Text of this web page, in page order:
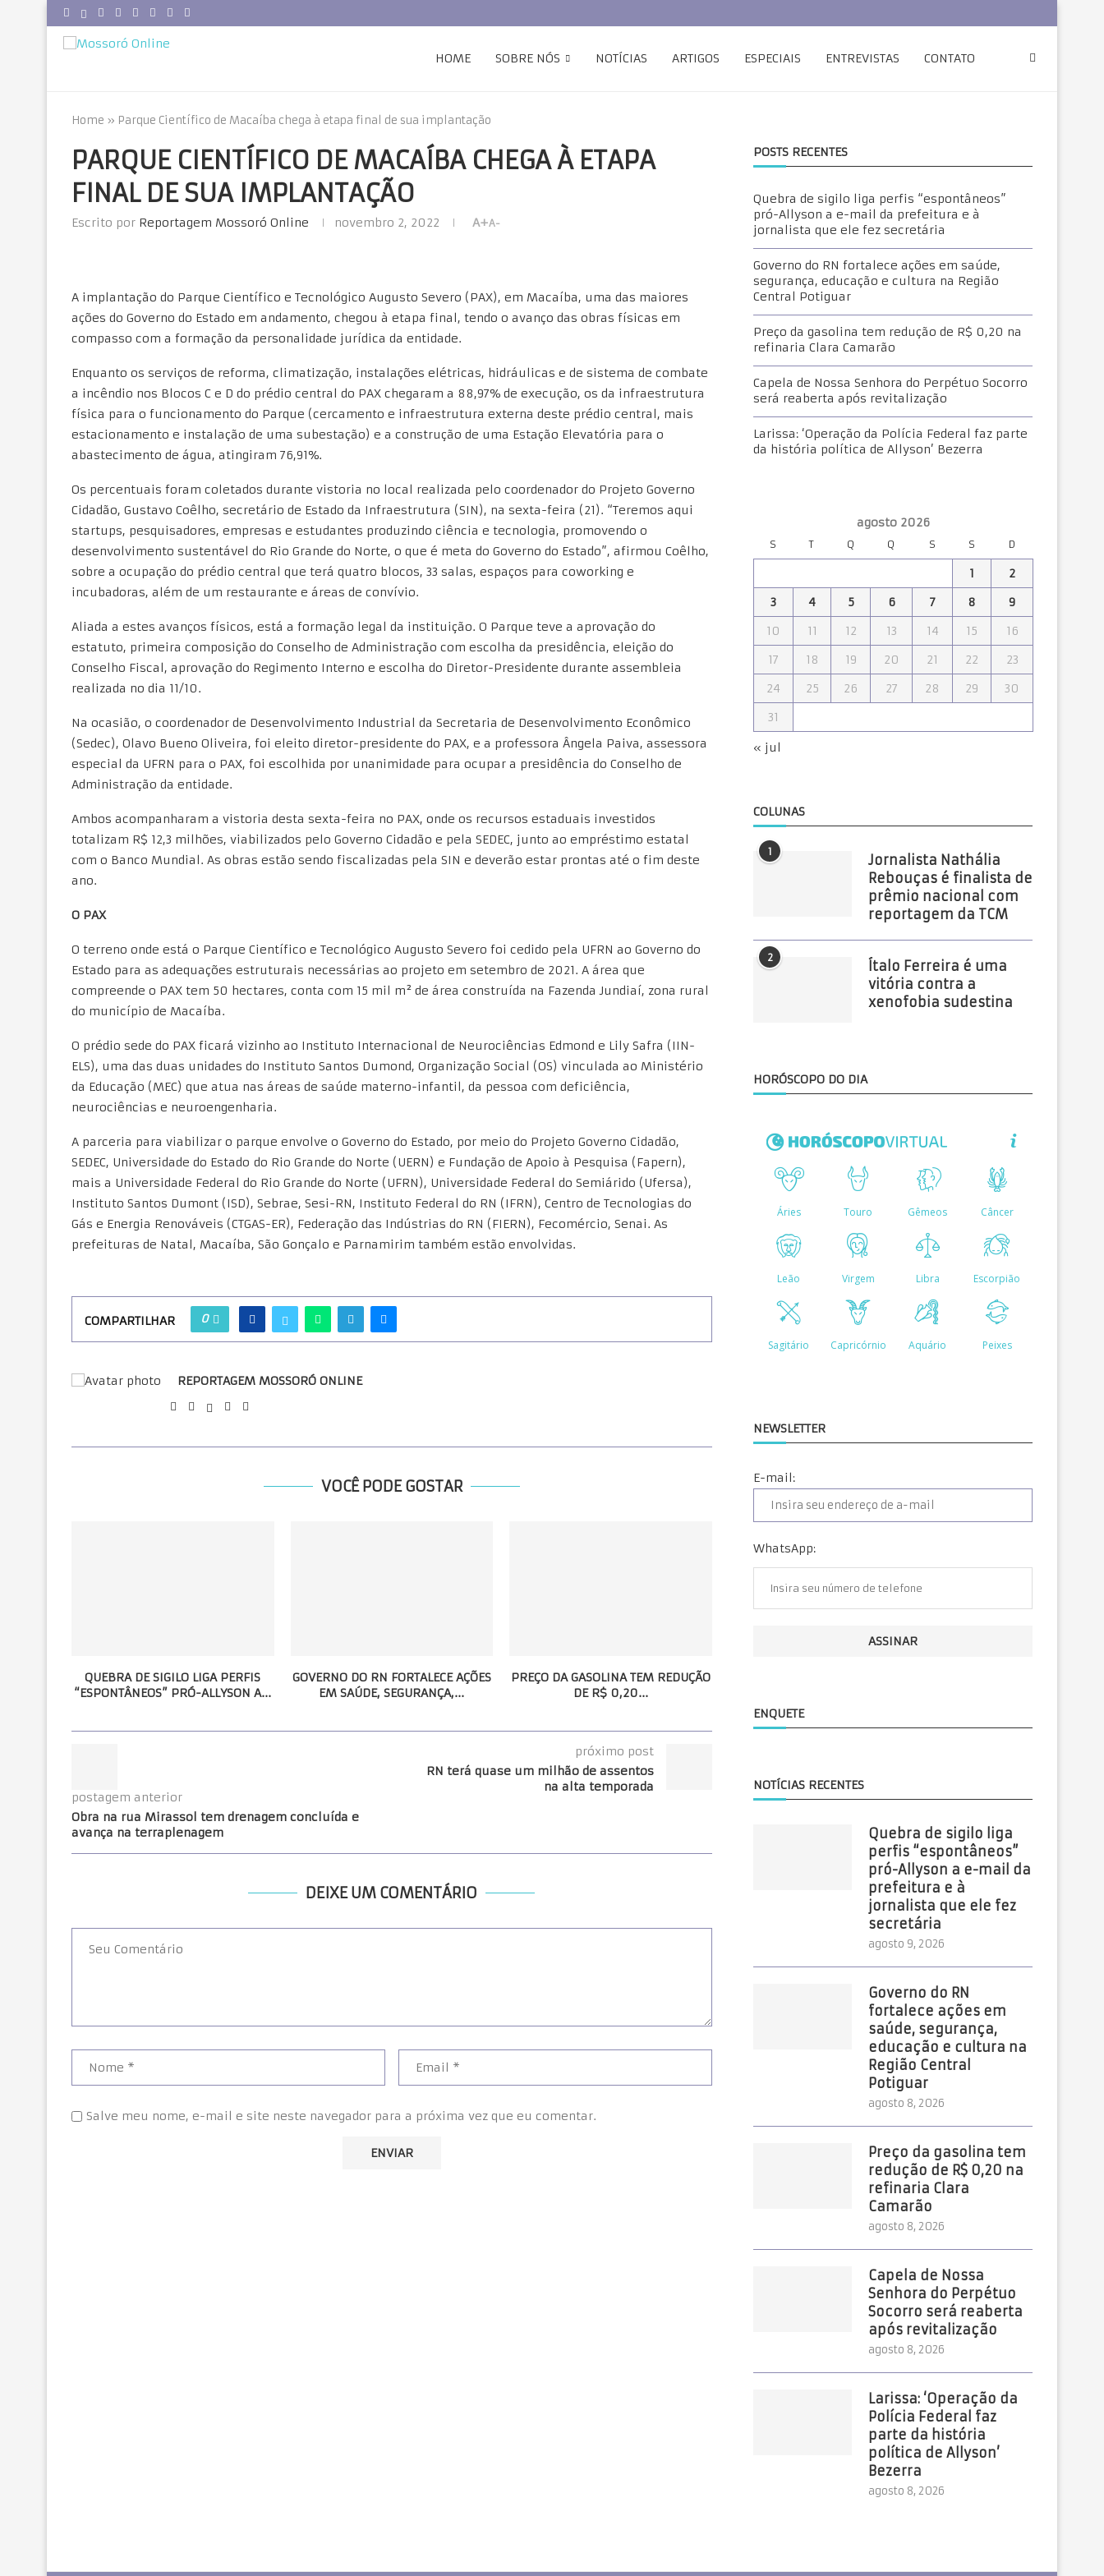
HOME SOBRE NÓS NOTÍCIAS ARTIGOS ESPECIAIS ENTREVISTAS CONTATO
Home » Parque Científico de Macaíba chega à etapa final de sua implantação
PARQUE CIENTÍFICO DE MACAÍBA CHEGA À ETAPA
FINAL DE SUA IMPLANTAÇÃO
Escrito por Reportagem Mossoró Online novembro 2, 2022 A+A-
A implantação do Parque Científico e Tecnológico Augusto Severo (PAX), em Macaíba, uma das maiores
ações do Governo do Estado em andamento, chegou à etapa final, tendo o avanço das obras físicas em
compasso com a formação da personalidade jurídica da entidade.
Enquanto os serviços de reforma, climatização, instalações elétricas, hidráulicas e de sistema de combate
a incêndio nos Blocos C e D do prédio central do PAX chegaram a 88,97% de execução, os da infraestrutura
física para o funcionamento do Parque (cercamento e infraestrutura externa deste prédio central, mais
estacionamento e instalação de uma subestação) e a construção de uma Estação Elevatória para o
abastecimento de água, atingiram 76,91%.
Os percentuais foram coletados durante vistoria no local realizada pelo coordenador do Projeto Governo
Cidadão, Gustavo Coêlho, secretário de Estado da Infraestrutura (SIN), na sexta-feira (21). “Teremos aqui
startups, pesquisadores, empresas e estudantes produzindo ciência e tecnologia, promovendo o
desenvolvimento sustentável do Rio Grande do Norte, o que é meta do Governo do Estado”, afirmou Coêlho,
sobre a ocupação do prédio central que terá quatro blocos, 33 salas, espaços para coworking e
incubadoras, além de um restaurante e áreas de convívio.
Aliada a estes avanços físicos, está a formação legal da instituição. O Parque teve a aprovação do
estatuto, primeira composição do Conselho de Administração com escolha da presidência, eleição do
Conselho Fiscal, aprovação do Regimento Interno e escolha do Diretor-Presidente durante assembleia
realizada no dia 11/10.
Na ocasião, o coordenador de Desenvolvimento Industrial da Secretaria de Desenvolvimento Econômico
(Sedec), Olavo Bueno Oliveira, foi eleito diretor-presidente do PAX, e a professora Ângela Paiva, assessora
especial da UFRN para o PAX, foi escolhida por unanimidade para ocupar a presidência do Conselho de
Administração da entidade.
Ambos acompanharam a vistoria desta sexta-feira no PAX, onde os recursos estaduais investidos
totalizam R$ 12,3 milhões, viabilizados pelo Governo Cidadão e pela SEDEC, junto ao empréstimo estatal
com o Banco Mundial. As obras estão sendo fiscalizadas pela SIN e deverão estar prontas até o fim deste
ano.
O PAX
O terreno onde está o Parque Científico e Tecnológico Augusto Severo foi cedido pela UFRN ao Governo do
Estado para as adequações estruturais necessárias ao projeto em setembro de 2021. A área que
compreende o PAX tem 50 hectares, conta com 15 mil m² de área construída na Fazenda Jundiaí, zona rural
do município de Macaíba.
O prédio sede do PAX ficará vizinho ao Instituto Internacional de Neurociências Edmond e Lily Safra (IIN-
ELS), uma das duas unidades do Instituto Santos Dumond, Organização Social (OS) vinculada ao Ministério
da Educação (MEC) que atua nas áreas de saúde materno-infantil, da pessoa com deficiência,
neurociências e neuroengenharia.
A parceria para viabilizar o parque envolve o Governo do Estado, por meio do Projeto Governo Cidadão,
SEDEC, Universidade do Estado do Rio Grande do Norte (UERN) e Fundação de Apoio à Pesquisa (Fapern),
mais a Universidade Federal do Rio Grande do Norte (UFRN), Universidade Federal do Semiárido (Ufersa),
Instituto Santos Dumont (ISD), Sebrae, Sesi-RN, Instituto Federal do RN (IFRN), Centro de Tecnologias do
Gás e Energia Renováveis (CTGAS-ER), Federação das Indústrias do RN (FIERN), Fecomércio, Senai. As
prefeituras de Natal, Macaíba, São Gonçalo e Parnamirim também estão envolvidas.
COMPARTILHAR 0
REPORTAGEM MOSSORÓ ONLINE
VOCÊ PODE GOSTAR
QUEBRA DE SIGILO LIGA PERFIS
“ESPONTÂNEOS” PRÓ-ALLYSON A...
GOVERNO DO RN FORTALECE AÇÕES
EM SAÚDE, SEGURANÇA,...
PREÇO DA GASOLINA TEM REDUÇÃO
DE R$ 0,20...
postagem anterior
Obra na rua Mirassol tem drenagem concluída e
avança na terraplenagem
próximo post
RN terá quase um milhão de assentos
na alta temporada
DEIXE UM COMENTÁRIO
Salve meu nome, e-mail e site neste navegador para a próxima vez que eu comentar.
POSTS RECENTES
Quebra de sigilo liga perfis “espontâneos”
pró-Allyson a e-mail da prefeitura e à
jornalista que ele fez secretária
Governo do RN fortalece ações em saúde,
segurança, educação e cultura na Região
Central Potiguar
Preço da gasolina tem redução de R$ 0,20 na
refinaria Clara Camarão
Capela de Nossa Senhora do Perpétuo Socorro
será reaberta após revitalização
Larissa: ‘Operação da Polícia Federal faz parte
da história política de Allyson’ Bezerra
agosto 2026
S T Q Q S S D
1
2
3
4 5 6 7 8
9
10
11 12 13 14 15
16
17
18 19 20 21 22
23
24
25 26 27 28 29
30
31
« jul
COLUNAS
1
Jornalista Nathália
Rebouças é finalista de
prêmio nacional com
reportagem da TCM
2
Ítalo Ferreira é uma
vitória contra a
xenofobia sudestina
HORÓSCOPO DO DIA
NEWSLETTER
E-mail:
WhatsApp:
ENQUETE
NOTÍCIAS RECENTES
Quebra de sigilo liga
perfis “espontâneos”
pró-Allyson a e-mail da
prefeitura e à
jornalista que ele fez
secretária
agosto 9, 2026
Governo do RN
fortalece ações em
saúde, segurança,
educação e cultura na
Região Central
Potiguar
agosto 8, 2026
Preço da gasolina tem
redução de R$ 0,20 na
refinaria Clara
Camarão
agosto 8, 2026
Capela de Nossa
Senhora do Perpétuo
Socorro será reaberta
após revitalização
agosto 8, 2026
Larissa: ‘Operação da
Polícia Federal faz
parte da história
política de Allyson’
Bezerra
agosto 8, 2026